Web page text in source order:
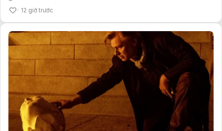
12 giờ trước